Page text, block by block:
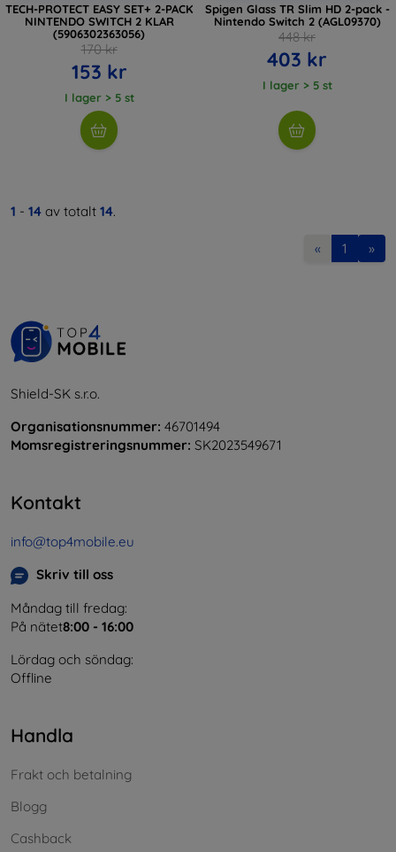
TECH-PROTECT EASY SET+ 2-PACK
NINTENDO SWITCH 2 KLAR
(5906302363056)
170 kr
153 kr
I lager > 5 st
Spigen Glass TR Slim HD 2-pack -
Nintendo Switch 2 (AGL09370)
448 kr
403 kr
I lager > 5 st
1 - 14 av totalt 14.
« 1 »
Shield-SK s.r.o.
Organisationsnummer: 46701494
Momsregistreringsnummer: SK2023549671
Kontakt
info@top4mobile.eu
Skriv till oss
Måndag till fredag:
På nätet8:00 - 16:00
Lördag och söndag:
Offline
Handla
Frakt och betalning
Blogg
Cashback